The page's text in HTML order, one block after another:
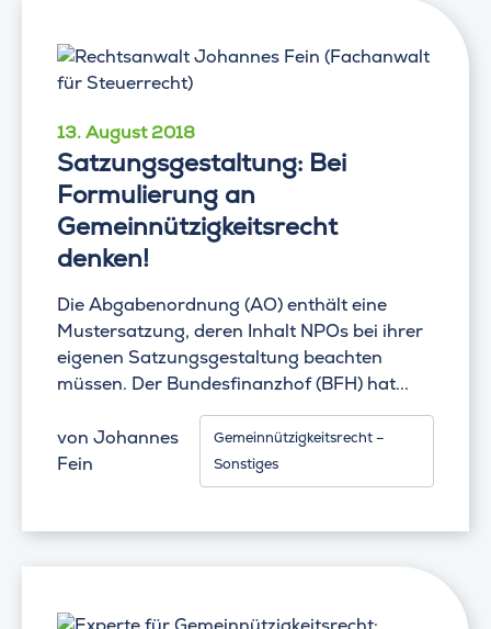
13. August 2018
Satzungsgestaltung: Bei
Formulierung an
Gemeinnützigkeitsrecht
denken!
Die Abgabenordnung (AO) enthält eine
Mustersatzung, deren Inhalt NPOs bei ihrer
eigenen Satzungsgestaltung beachten
müssen. Der Bundesfinanzhof (BFH) hat...
von Johannes
Fein
Gemeinnützigkeitsrecht –
Sonstiges